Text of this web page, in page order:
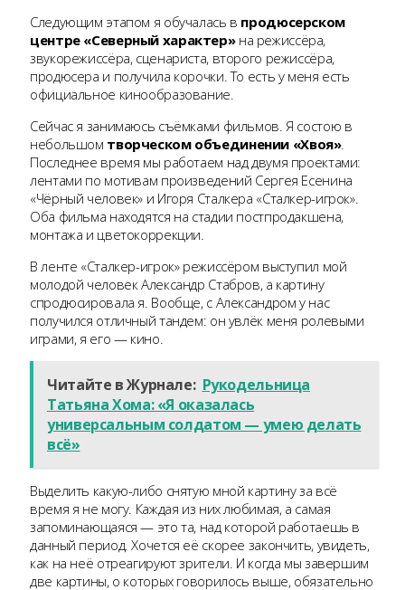
Следующим этапом я обучалась в продюсерском
центре «Северный характер»на режиссёра,
звукорежиссёра, сценариста, второго режиссёра,
продюсера и получила корочки. То есть у меня есть
официальное кинообразование.
Сейчас я занимаюсь съёмками фильмов. Я состою в
небольшом творческом объединении «Хвоя».
Последнее время мы работаем над двумя проектами:
лентами по мотивам произведений Сергея Есенина
«Чёрный человек» и Игоря Сталкера «Сталкер-игрок».
Оба фильма находятся на стадии постпродакшена,
монтажа и цветокоррекции.
В ленте «Сталкер-игрок» режиссёром выступил мой
молодой человек Александр Стабров, а картину
спродюсировала я. Вообще, с Александром у нас
получился отличный тандем: он увлёк меня ролевыми
играми, я его — кино.
Читайте в Журнале: Рукодельница
Татьяна Хома: «Я оказалась
универсальным солдатом — умею делать
всё»
Выделить какую-либо снятую мной картину за всё
время я не могу. Каждая из них любимая, а самая
запоминающаяся — это та, над которой работаешь в
данный период. Хочется её скорее закончить, увидеть,
как на неё отреагируют зрители. И когда мы завершим
две картины, о которых говорилось выше, обязательно